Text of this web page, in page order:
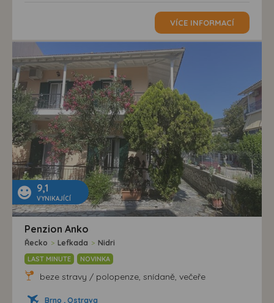
VÍCE INFORMACÍ
9,1
VYNIKAJÍCÍ
Penzion Anko
Řecko > Lefkada > Nidri
LAST MINUTE NOVINKA
beze stravy / polopenze, snídaně, večeře
Brno , Ostrava